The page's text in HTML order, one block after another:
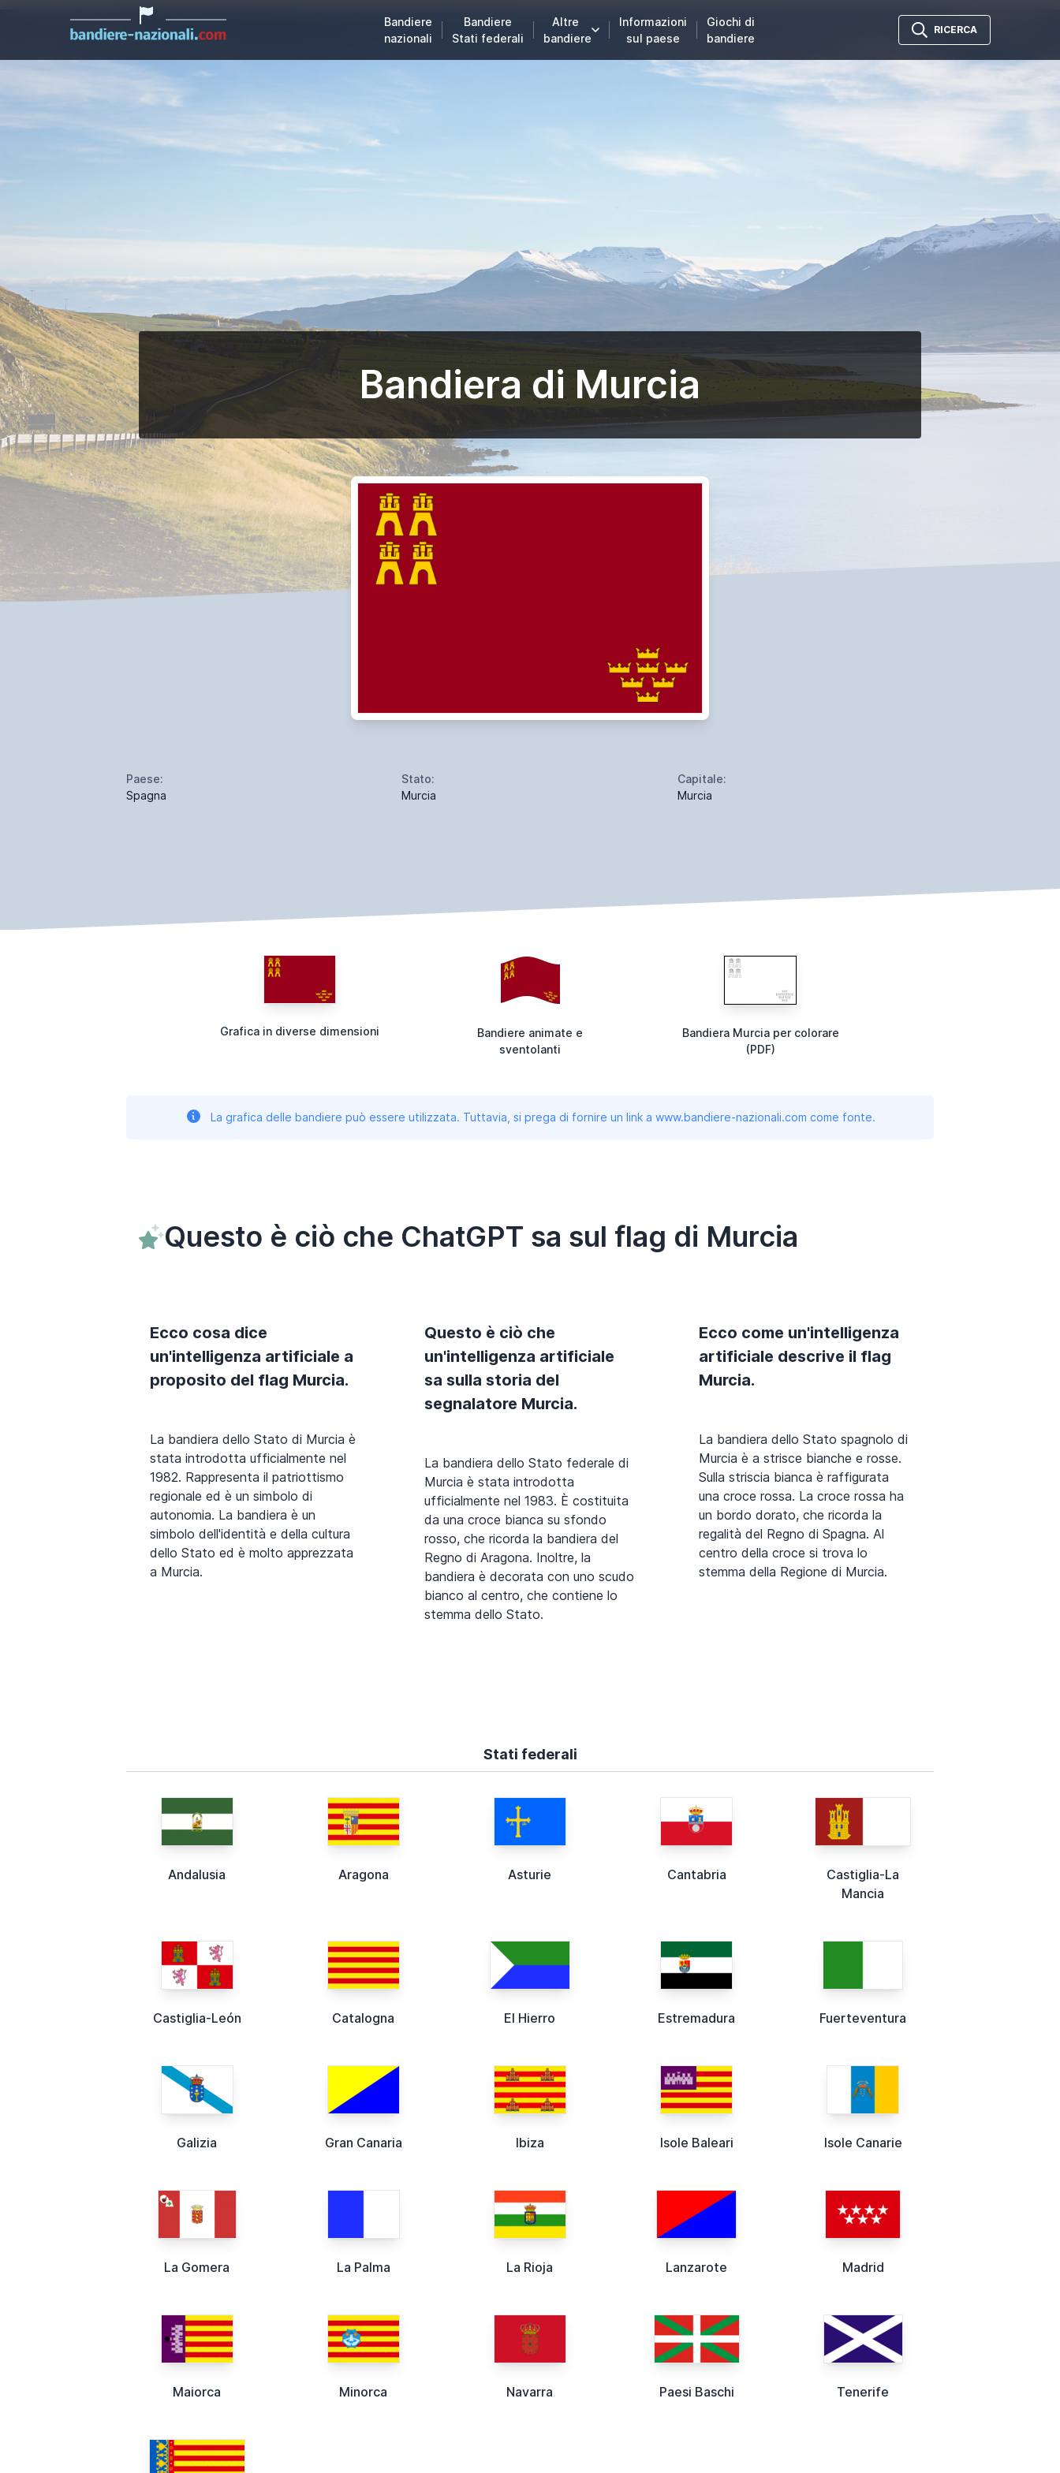
Bandiere
nazionali
Bandiere
Stati federali
Altre
bandiere
Informazioni
sul paese
Giochi di
bandiere
RICERCA
Bandiera di Murcia
Paese:
Spagna
Stato:
Murcia
Capitale:
Murcia
Grafica in diverse dimensioni
Bandiere animate e
sventolanti
Bandiera Murcia per colorare
(PDF)
La grafica delle bandiere può essere utilizzata. Tuttavia, si prega di fornire un link a www.bandiere-nazionali.com come fonte.
Questo è ciò che ChatGPT sa sul flag di Murcia
Ecco cosa dice
un'intelligenza artificiale a
proposito del flag Murcia.
La bandiera dello Stato di Murcia è
stata introdotta ufficialmente nel
1982. Rappresenta il patriottismo
regionale ed è un simbolo di
autonomia. La bandiera è un
simbolo dell'identità e della cultura
dello Stato ed è molto apprezzata
a Murcia.
Questo è ciò che
un'intelligenza artificiale
sa sulla storia del
segnalatore Murcia.
La bandiera dello Stato federale di
Murcia è stata introdotta
ufficialmente nel 1983. È costituita
da una croce bianca su sfondo
rosso, che ricorda la bandiera del
Regno di Aragona. Inoltre, la
bandiera è decorata con uno scudo
bianco al centro, che contiene lo
stemma dello Stato.
Ecco come un'intelligenza
artificiale descrive il flag
Murcia.
La bandiera dello Stato spagnolo di
Murcia è a strisce bianche e rosse.
Sulla striscia bianca è raffigurata
una croce rossa. La croce rossa ha
un bordo dorato, che ricorda la
regalità del Regno di Spagna. Al
centro della croce si trova lo
stemma della Regione di Murcia.
Stati federali
Andalusia Aragona Asturie Cantabria
Castiglia-La
Mancia
Castiglia-León Catalogna El Hierro Estremadura Fuerteventura
Galizia Gran Canaria Ibiza Isole Baleari Isole Canarie
La Gomera La Palma La Rioja Lanzarote Madrid
Maiorca Minorca Navarra Paesi Baschi Tenerife